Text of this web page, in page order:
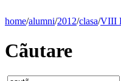
home/alumni/2012/clasa/VIII
Cãutare